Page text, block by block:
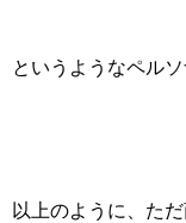
というようなペル
以上のように、た